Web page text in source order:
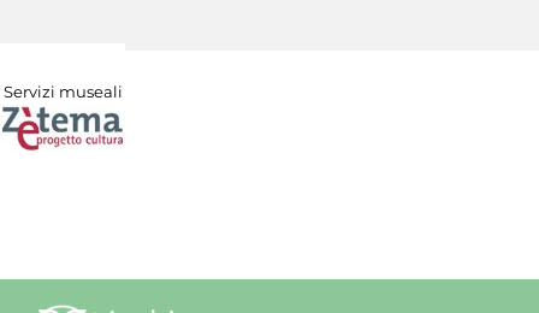
Servizi museali